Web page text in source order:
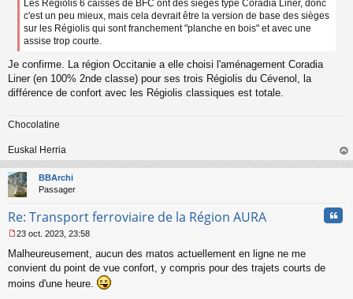
n
o
l
u
Les Régiolis 6 caisses de BFC ont des sièges type Coradia Liner, donc
c'est un peu mieux, mais cela devrait être la version de base des sièges
sur les Régiolis qui sont franchement "planche en bois" et avec une
assise trop courte.
Je confirme. La région Occitanie a elle choisi l'aménagement Coradia
Liner (en 100% 2nde classe) pour ses trois Régiolis du Cévenol, la
différence de confort avec les Régiolis classiques est totale.
Chocolatine
Euskal Herria
au
BBArchi
Passager
Re: Transport ferroviaire de la Région AURA
e
s
a
23 oct. 2023, 23:58
Malheureusement, aucun des matos actuellement en ligne ne me
convient du point de vue confort, y compris pour des trajets courts de
moins d'une heure.